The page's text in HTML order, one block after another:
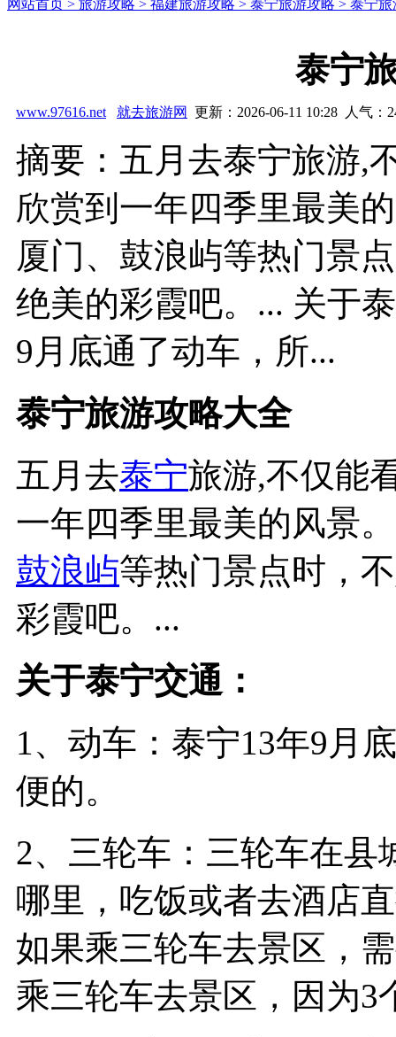
网站首页 > 旅游攻略 > 福建旅游攻略 > 泰宁旅游攻略 > 泰宁旅
泰宁
www.97616.net 就去旅游网 更新：2026-06-11 10:28 人气：
摘要：五月去泰宁旅游,
欣赏到一年四季里最美
厦门、鼓浪屿等热门景
绝美的彩霞吧。... 关于
9月底通了动车，所...
泰宁旅游攻略大全
五月去泰宁旅游,不仅能
一年四季里最美的风景
鼓浪屿等热门景点时，
彩霞吧。...
关于泰宁交通：
1、动车：泰宁13年9月
便的。
2、三轮车：三轮车在县
哪里，吃饭或者去酒店
如果乘三轮车去景区，
乘三轮车去景区，因为3